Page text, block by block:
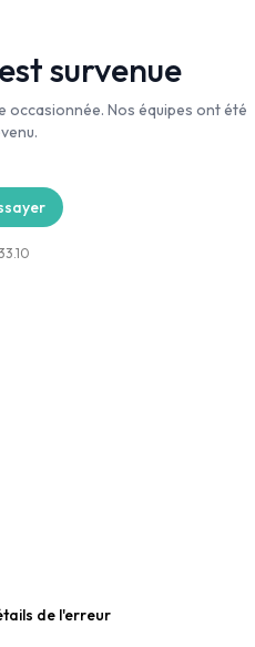
survenue
occasionnée. Nos équipes ont été
de l'erreur